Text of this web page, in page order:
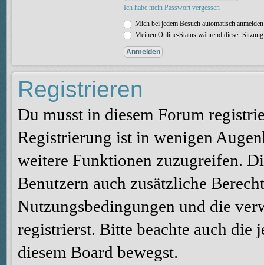
Ich habe mein Passwort vergessen
Mich bei jedem Besuch automatisch anmelden
Meinen Online-Status während dieser
Registrieren
Du musst in diesem Forum
Registrierung ist in wenigen
weitere Funktionen zuzugreifen.
Benutzern auch zusätzliche
Nutzungsbedingungen und die
registrierst. Bitte beachte auch
diesem Board bewegst.